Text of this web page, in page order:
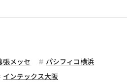
張メッセ
パシフィコ横浜
インテックス大阪